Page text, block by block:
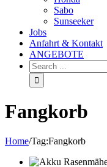
Sabo
Sunseeker
Jobs
Anfahrt & Kontakt
ANGEBOTE
Fangkorb
Home/Tag:Fangkorb